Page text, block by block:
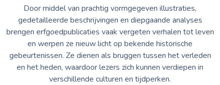
Door middel van prachtig vormgegeven illustraties,
gedetailleerde beschrijvingen en diepgaande analyses
brengen erfgoedpublicaties vaak vergeten verhalen tot leven
en werpen ze nieuw licht op bekende historische
gebeurtenissen. Ze dienen als bruggen tussen het verleden
en het heden, waardoor lezers zich kunnen verdiepen in
verschillende culturen en tijdperken.